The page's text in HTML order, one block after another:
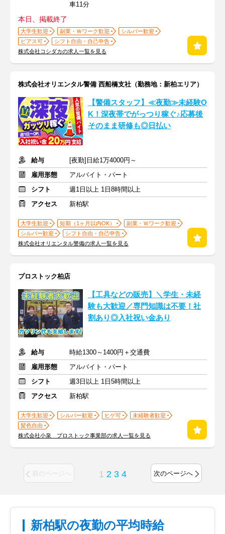
車11分
本日、掲載終了
大学生歓迎 副業・Ｗワーク歓迎
シルバー歓迎
ピアス可
シフト自由・自己申告
株式会社コシダカの求人一覧を見る
株式会社オリエンタル警備 西船橋支社（勤務地：新柏エリア）
【警備スタッフ】≪夜勤≫未経験O
K！深夜帯でがっつり稼ぐ♪応募後
そのまま研修も◎日払い
給与
[夜勤]日給1万4000円～
雇用形態
アルバイト・パート
シフト
週1日以上 1日8時間以上
アクセス
新柏駅
大学生歓迎 短期（1ヶ月以内OK）
副業・Ｗワーク歓迎
シルバー歓迎
シフト自由・自己申告
株式会社オリエンタル警備の求人一覧を見る
プロストック柏店
【工具などの販売】＼学生・未経
験も大歓迎／専門知識は不要！社
割あり◎入社祝い金あり
給与
時給1300～1400円＋交通費
雇用形態
アルバイト・パート
シフト
週3日以上 1日5時間以上
アクセス
新柏駅
大学生歓迎 シルバー歓迎 ヒゲ可
未経験者歓迎
髪色自由
株式会社小泉 プロストック事業部の求人一覧を見る
前のページへ 1 2 3 4 次のページへ
新柏駅の夜勤の平均時給